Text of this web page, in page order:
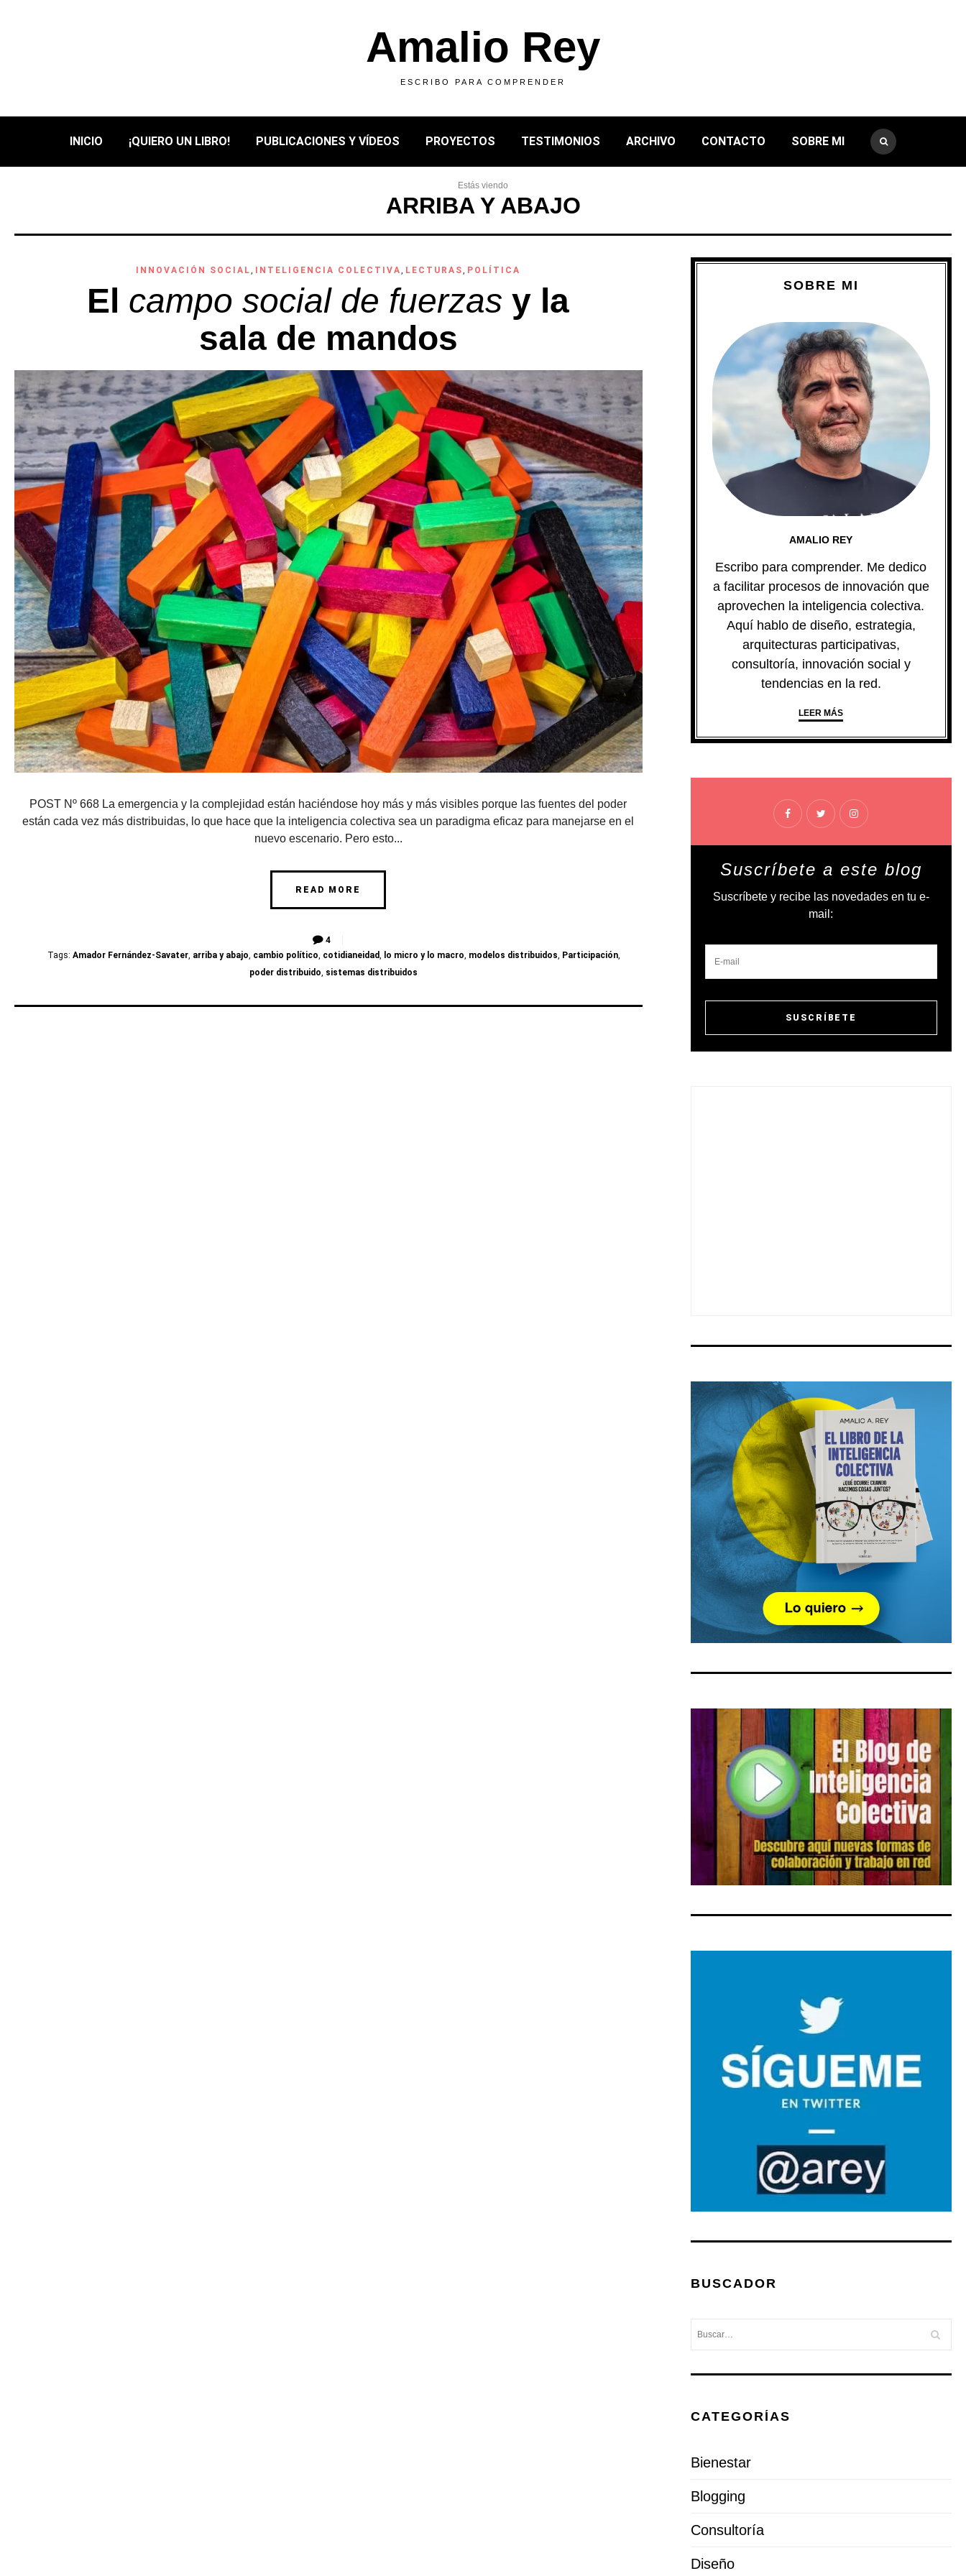
Amalio Rey
ESCRIBO PARA COMPRENDER
INICIO ¡QUIERO UN LIBRO! PUBLICACIONES Y VÍDEOS PROYECTOS TESTIMONIOS ARCHIVO CONTACTO SOBRE MI
Estás viendo
ARRIBA Y ABAJO
INNOVACIÓN SOCIAL, INTELIGENCIA COLECTIVA, LECTURAS, POLÍTICA
El campo social de fuerzas y la
sala de mandos
POST Nº 668 La emergencia y la complejidad están haciéndose hoy más y más visibles porque las fuentes del poder
están cada vez más distribuidas, lo que hace que la inteligencia colectiva sea un paradigma eficaz para manejarse en el
nuevo escenario. Pero esto...
READ MORE
4
Tags: Amador Fernández-Savater, arriba y abajo, cambio político, cotidianeidad, lo micro y lo macro, modelos distribuidos, Participación,
poder distribuido, sistemas distribuidos
SOBRE MI
AMALIO REY
Escribo para comprender. Me dedico
a facilitar procesos de innovación que
aprovechen la inteligencia colectiva.
Aquí hablo de diseño, estrategia,
arquitecturas participativas,
consultoría, innovación social y
tendencias en la red.
LEER MÁS
Suscríbete a este blog
Suscríbete y recibe las novedades en tu e-
mail:
BUSCADOR
CATEGORÍAS
Bienestar
Blogging
Consultoría
Diseño